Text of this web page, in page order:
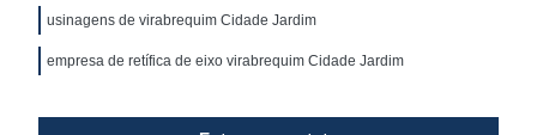
usinagens de virabrequim Cidade Jardim
empresa de retífica de eixo virabrequim Cidade Jardim